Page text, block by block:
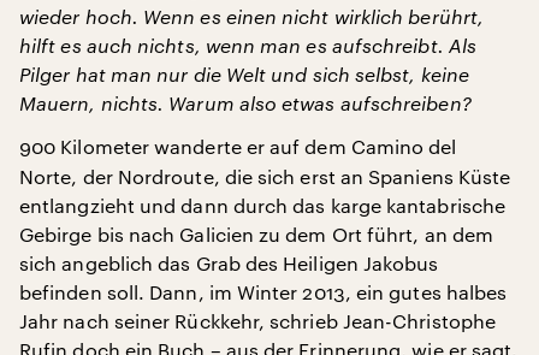
wieder hoch. Wenn es einen nicht wirklich berührt,
hilft es auch nichts, wenn man es aufschreibt. Als
Pilger hat man nur die Welt und sich selbst, keine
Mauern, nichts. Warum also etwas aufschreiben?
900 Kilometer wanderte er auf dem Camino del
Norte, der Nordroute, die sich erst an Spaniens Küste
entlangzieht und dann durch das karge kantabrische
Gebirge bis nach Galicien zu dem Ort führt, an dem
sich angeblich das Grab des Heiligen Jakobus
befinden soll. Dann, im Winter 2013, ein gutes halbes
Jahr nach seiner Rückkehr, schrieb Jean-Christophe
Rufin doch ein Buch – aus der Erinnerung, wie er sagt.